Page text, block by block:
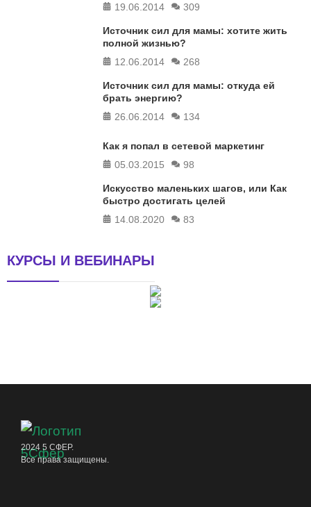
19.06.2014
309
Источник сил для мамы: хотите жить
полной жизнью?
12.06.2014
268
Источник сил для мамы: откуда ей
брать энергию?
26.06.2014
134
Как я попал в сетевой маркетинг
05.03.2015
98
Искусство маленьких шагов, или Как
быстро достигать целей
14.08.2020
83
КУРСЫ И ВЕБИНАРЫ
2024 5 СФЕР.
Все права защищены.